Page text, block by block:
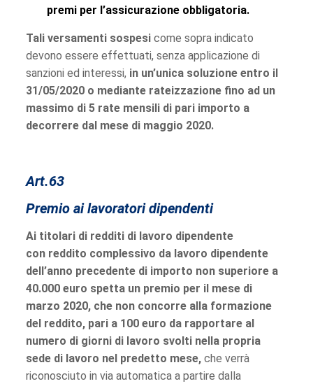
premi per l’assicurazione obbligatoria.
Tali versamenti sospesicome sopra indicato
devono essere effettuati, senza applicazione di
sanzioni ed interessi, in un’unica soluzione entro il
31/05/2020 o mediante rateizzazione fino ad un
massimo di 5 rate mensili di pari importo a
decorrere dal mese di maggio 2020.
Art.63
Premio ai lavoratori dipendenti
Ai titolari di redditi di lavoro dipendente
con reddito complessivo da lavoro dipendente
dell’anno precedente di importo non superiore a
40.000 euro spetta un premio per il mese di
marzo 2020, che non concorre alla formazione
del reddito, pari a 100 euro da rapportare al
numero di giorni di lavoro svolti nella propria
sede di lavoro nel predetto mese,che verrà
riconosciuto in via automatica a partire dalla